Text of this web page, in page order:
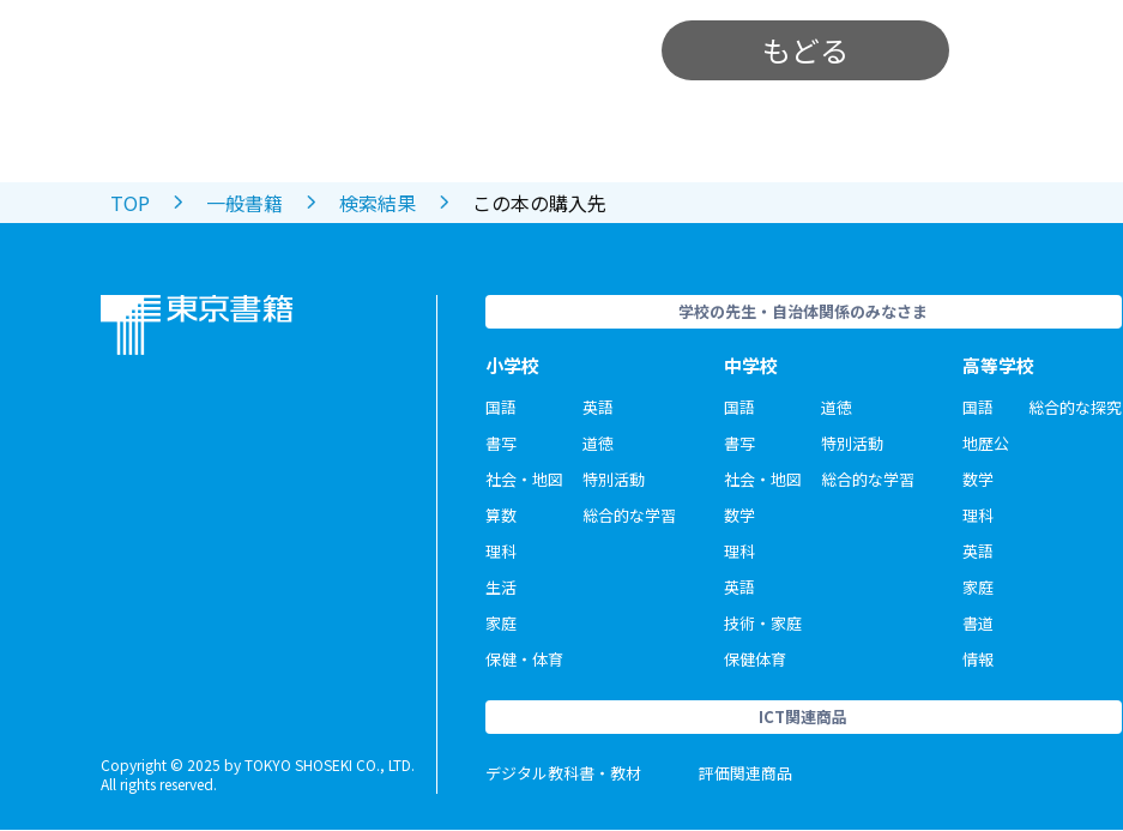
もどる
TOP 一般書籍 検索結果 この本の購入先
Copyright © 2025 by TOKYO SHOSEKI CO., LTD.
All rights reserved.
学校の先生・自治体関係のみなさま
小学校
国語
書写
社会・地図
算数
理科
生活
家庭
保健・体育
英語
道徳
特別活動
総合的な学習
中学校
国語
書写
社会・地図
数学
理科
英語
技術・家庭
保健体育
道徳
特別活動
総合的な学習
高等学校
国語
地歴公
数学
理科
英語
家庭
書道
情報
総合的な探究
ICT関連商品
デジタル教科書・教材 評価関連商品